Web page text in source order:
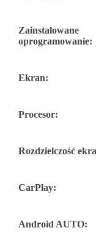
Zainstalowane
oprogramowanie:
Ekran:
Procesor:
Rozdzielczość
CarPlay:
Android AUTO: